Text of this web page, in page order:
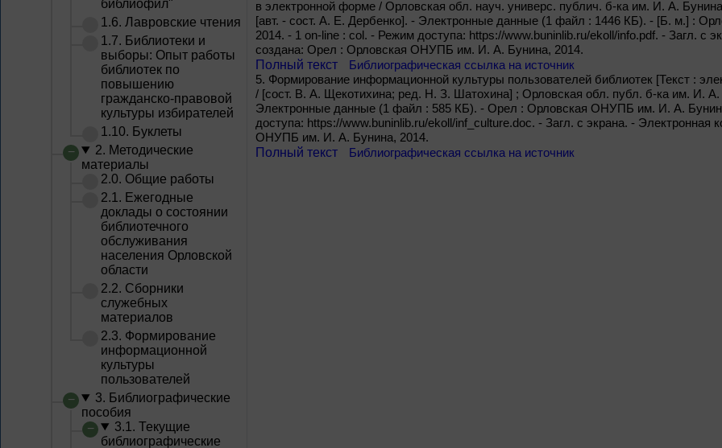
библиофил"
1.6. Лавровские чтения
1.7. Библиотеки и
выборы: Опыт работы
библиотек по
повышению
гражданско-правовой
культуры избирателей
1.10. Буклеты
2. Методические
материалы
2.0. Общие работы
2.1. Ежегодные
доклады о состоянии
библиотечного
обслуживания
населения Орловской
области
2.2. Сборники
служебных
материалов
2.3. Формирование
информационной
культуры
пользователей
3. Библиографические
пособия
3.1. Текущие
библиографические
в электронной форме / Орловская обл. науч. универс. публич. б-ка им. И. А.
[авт. - сост. А. Е. Дербенко]. - Электронные данные (1 файл : 1446 КБ). - [Б. м.] :
2014. - 1 on-line : col. - Режим доступа: https://www.buninlib.ru/ekoll/info.pdf. - Загл. с
создана: Орел : Орловская ОНУПБ им. И. А. Бунина, 2014.
Полный текст
Библиографическая ссылка на источник
5. Формирование информационной культуры пользователей библиотек [Текст :
/ [сост. В. А. Щекотихина; ред. Н. З. Шатохина] ; Орловская обл. публ. б-ка им. И.
Электронные данные (1 файл : 585 КБ). - Орел : Орловская ОНУПБ им. И. А.
доступа: https://www.buninlib.ru/ekoll/inf_culture.doc. - Загл. с экрана. - Электронная
ОНУПБ им. И. А. Бунина, 2014.
Полный текст
Библиографическая ссылка на источник